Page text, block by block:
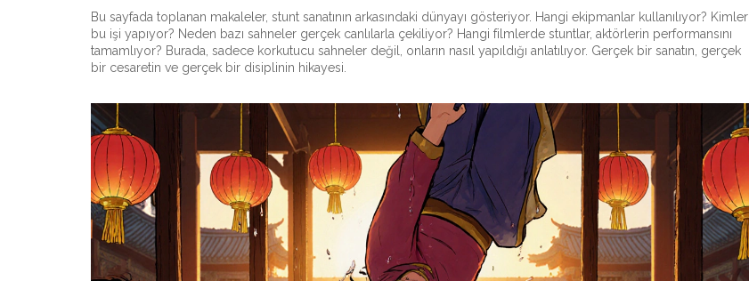
Bu sayfada toplanan makaleler, stunt sanatının arkasındaki dünyayı gösteriyor. Hangi ekipmanlar kullanılıyor? Kimler
bu işi yapıyor? Neden bazı sahneler gerçek canlılarla çekiliyor? Hangi filmlerde stuntlar, aktörlerin performansını
tamamlıyor? Burada, sadece korkutucu sahneler değil, onların nasıl yapıldığı anlatılıyor. Gerçek bir sanatın, gerçek
bir cesaretin ve gerçek bir disiplinin hikayesi.